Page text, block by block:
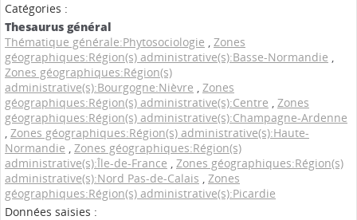
Catégories :
Thesaurus général
Thématique générale:Phytosociologie , Zones
géographiques:Région(s) administrative(s):Basse-Normandie ,
Zones géographiques:Région(s)
administrative(s):Bourgogne:Nièvre , Zones
géographiques:Région(s) administrative(s):Centre , Zones
géographiques:Région(s) administrative(s):Champagne-Ardenne
, Zones géographiques:Région(s) administrative(s):Haute-
Normandie , Zones géographiques:Région(s)
administrative(s):Île-de-France , Zones géographiques:Région(s)
administrative(s):Nord Pas-de-Calais , Zones
géographiques:Région(s) administrative(s):Picardie
Données saisies :